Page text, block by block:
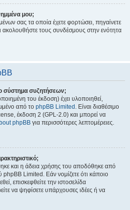
μου;
σας τα οποία έχετε φορτώσει, πηγαίνετε
τους συνδέσμους στην ενότητα
σύστημα συζητήσεων;
του έκδοση) έχει υλοποιηθεί,
από το phpBB Limited . Είναι διαθέσιμο
έκδοση 2 (GPL-2.0) και μπορεί να
phpBB για περισσότερες λεπτομέρειες.
και η άδεια χρήσης του αποδόθηκε από
Limited. Εάν νομίζετε ότι κάποιο
επισκεφθείτε την ιστοσελίδα
να ψηφίσετε υπάρχουσες ιδέες ή να